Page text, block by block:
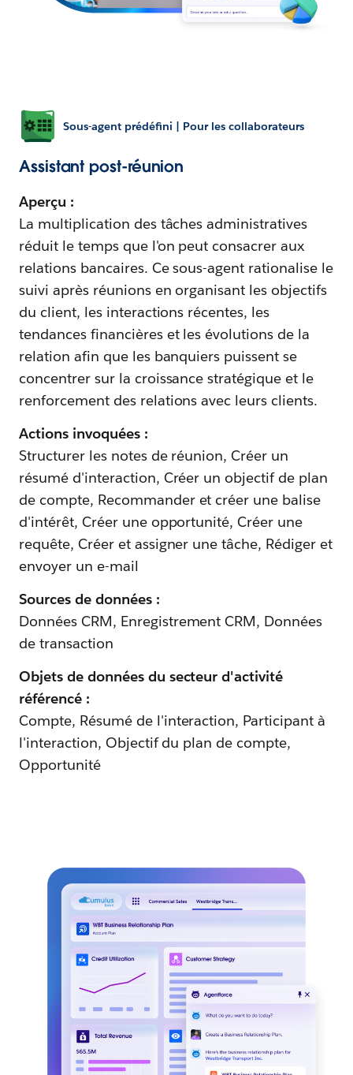
Sous-agent prédéfini | Pour les collaborateurs
Assistant post-réunion
Aperçu :
La multiplication des tâches administratives
réduit le temps que l'on peut consacrer aux
relations bancaires. Ce sous-agent rationalise le
suivi après réunions en organisant les objectifs
du client, les interactions récentes, les
tendances financières et les évolutions de la
relation afin que les banquiers puissent se
concentrer sur la croissance stratégique et le
renforcement des relations avec leurs clients.
Actions invoquées :
Structurer les notes de réunion, Créer un
résumé d'interaction, Créer un objectif de plan
de compte, Recommander et créer une balise
d'intérêt, Créer une opportunité, Créer une
requête, Créer et assigner une tâche, Rédiger et
envoyer un e-mail
Sources de données :
Données CRM, Enregistrement CRM, Données
de transaction
Objets de données du secteur d'activité
référencé :
Compte, Résumé de l'interaction, Participant à
l'interaction, Objectif du plan de compte,
Opportunité